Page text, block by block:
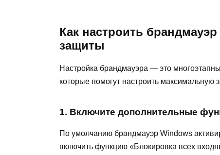
Как настроить
защиты
Настройка брандмауэра — это
которые помогут настроить максимальную
1. Включите дополнительные
По умолчанию брандмауэр Windows
включить функцию «Блокировка всех